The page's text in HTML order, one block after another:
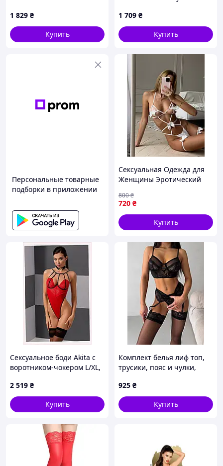
B95690P7
1 829 ₴
Купить
95T71C12M
1 709 ₴
Купить
Персональные товарные
подборки в приложении
Сексуальная Одежда для
Женщины Эротический
Открытыми Грудьми
Женский Набор Нижнего
Белья с Гартерами
720 ₴
800₴
Купить
Сексуальное боди Akita с
воротником-чокером L/XL,
2 519 ₴
Купить
Комплект белья лиф топ,
трусики, пояс и чулки,
925 ₴
Купить